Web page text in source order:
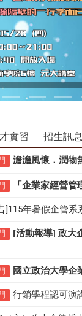
論壇活
實習 招生訊息
澹澹風懷．潤物
「企業家經營
]115年暑假企管系
[活動報導] 政大
國立政治大學企
行銷學程認可演